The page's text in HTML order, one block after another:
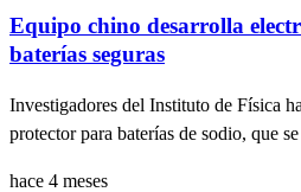
Equipo chino desarrolla
baterías seguras
Investigadores del Instituto de Física
protector para baterías de sodio, que
hace 4 meses